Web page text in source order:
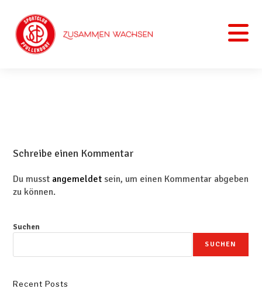
Schreibe einen Kommentar
Du musst angemeldet sein, um einen Kommentar abgeben
zu können.
Suchen
SUCHEN
Recent Posts